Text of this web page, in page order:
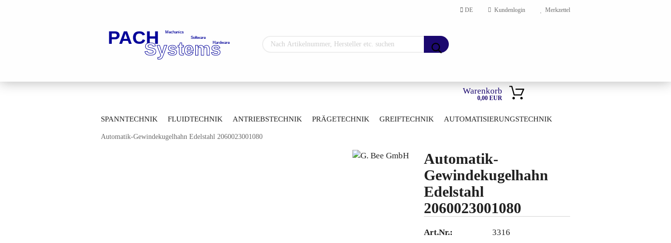
DE Kundenlogin
Passwort vergessen?
Merkzettel
Warenkorb
0,00 EUR
SPANNTECHNIK FLUIDTECHNIK ANTRIEBSTECHNIK PRÄGETECHNIK GREIFTECHNIK AUTOMATISIERUNGSTECHNIK
MESSTECHNIK LAGERTECHNIK ARTIKELÜBERSICHT
» »
Automatik-Gewindekugelhahn Edelstahl 2060023001080
Automatik-
Gewindekugelhahn
Edelstahl
2060023001080
Art.Nr.:
3316